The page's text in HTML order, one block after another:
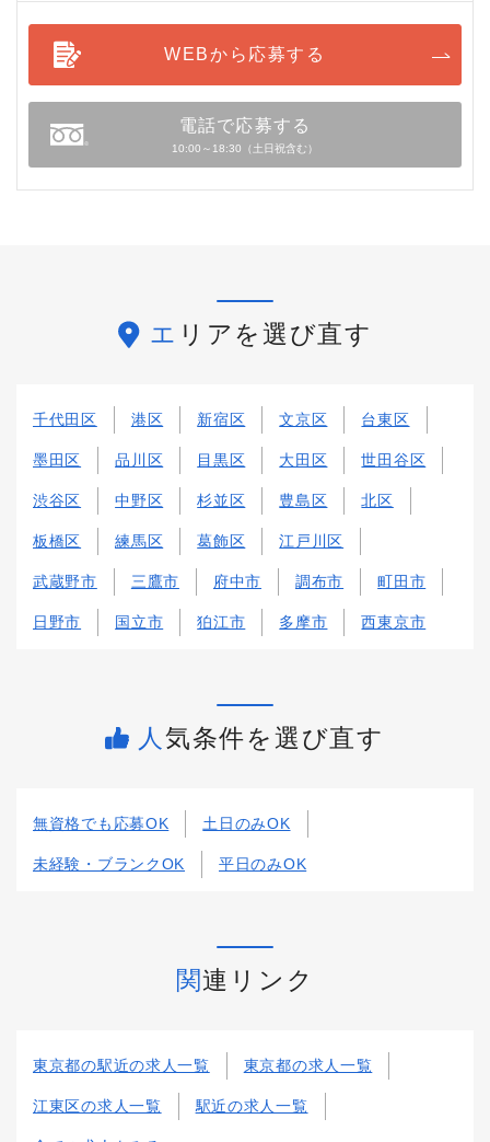
WEBから応募する
電話で応募する
10:00～18:30（土日祝含む）
エリアを選び直す
千代田区 港区 新宿区 文京区 台東区
墨田区 品川区 目黒区 大田区 世田谷区
渋谷区 中野区 杉並区 豊島区 北区
板橋区 練馬区 葛飾区 江戸川区
武蔵野市 三鷹市 府中市 調布市 町田市
日野市 国立市 狛江市 多摩市 西東京市
人気条件を選び直す
無資格でも応募OK 土日のみOK
未経験・ブランクOK 平日のみOK
関連リンク
東京都の駅近の求人一覧 東京都の求人一覧
江東区の求人一覧 駅近の求人一覧